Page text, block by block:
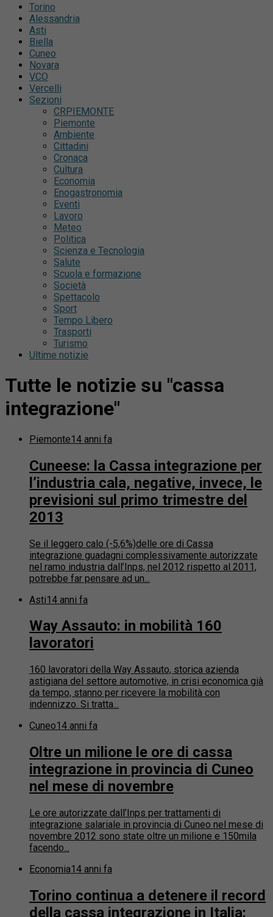
Torino
Alessandria
Asti
Biella
Cuneo
Novara
VCO
Vercelli
Sezioni
CRPIEMONTE
Piemonte
Ambiente
Cittadini
Cronaca
Cultura
Economia
Enogastronomia
Eventi
Lavoro
Meteo
Politica
Scienza e Tecnologia
Salute
Scuola e formazione
Società
Spettacolo
Sport
Tempo Libero
Trasporti
Turismo
Ultime notizie
Tutte le notizie su "cassa
integrazione"
Piemonte14 anni fa
Cuneese: la Cassa integrazione per
l’industria cala, negative, invece, le
previsioni sul primo trimestre del
2013
Se il leggero calo (-5,6%)delle ore di Cassa
integrazione guadagni complessivamente autorizzate
nel ramo industria dall’Inps, nel 2012 rispetto al 2011,
potrebbe far pensare ad un...
Asti14 anni fa
Way Assauto: in mobilità 160
lavoratori
160 lavoratori della Way Assauto, storica azienda
astigiana del settore automotive, in crisi economica già
da tempo, stanno per ricevere la mobilità con
indennizzo. Si tratta...
Cuneo14 anni fa
Oltre un milione le ore di cassa
integrazione in provincia di Cuneo
nel mese di novembre
Le ore autorizzate dall’Inps per trattamenti di
integrazione salariale in provincia di Cuneo nel mese di
novembre 2012 sono state oltre un milione e 150mila
facendo...
Economia14 anni fa
Torino continua a detenere il record
della cassa integrazione in Italia: